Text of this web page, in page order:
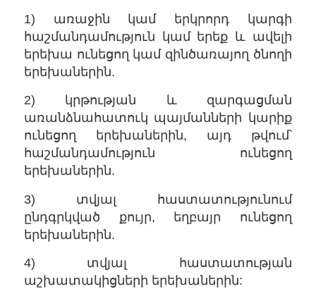
1) առաջին կամ երկրորդ կարգի
հաշմանդամություն կամ երեք և ավելի
երեխա ունեցող կամ զինծառայող ծնողի
երեխաներին.
2) կրթության և զարգացման
առանձնահատուկ պայմանների կարիք
ունեցող երեխաներին, այդ թվում՝
հաշմանդամություն ունեցող
երեխաներին.
3) տվյալ հաստատությունում
ընդգրկված քույր, եղբայր ունեցող
երեխաներին.
4) տվյալ հաստատության
աշխատակիցների երեխաներին: